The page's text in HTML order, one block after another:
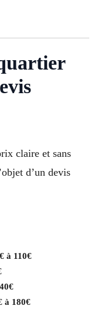
claire et sans
d’un devis
à 110€
à 180€